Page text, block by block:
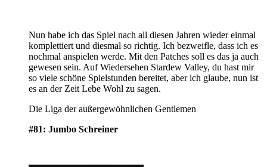
Nun habe ich das Spiel nach all diesen Jahren wieder einmal
komplettiert und diesmal so richtig. Ich bezweifle, dass ich es
nochmal anspielen werde. Mit den Patches soll es das ja auch
gewesen sein. Auf Wiedersehen Stardew Valley, du hast mir
so viele schöne Spielstunden bereitet, aber ich glaube, nun ist
es an der Zeit Lebe Wohl zu sagen.
Die Liga der außergewöhnlichen Gentlemen
#81: Jumbo Schreiner